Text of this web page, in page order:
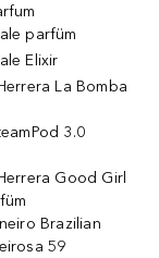
parfüm
Elixir
La Bomba
3.0
Good Girl
Brazilian
59